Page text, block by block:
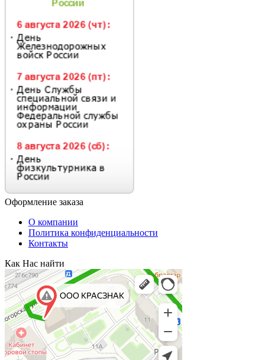
Оформление заказа
О компании
Политика конфиденциальности
Контакты
Как Нас найти